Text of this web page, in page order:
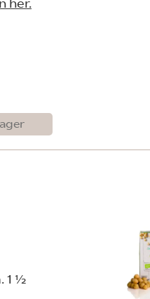
her.
1 ½